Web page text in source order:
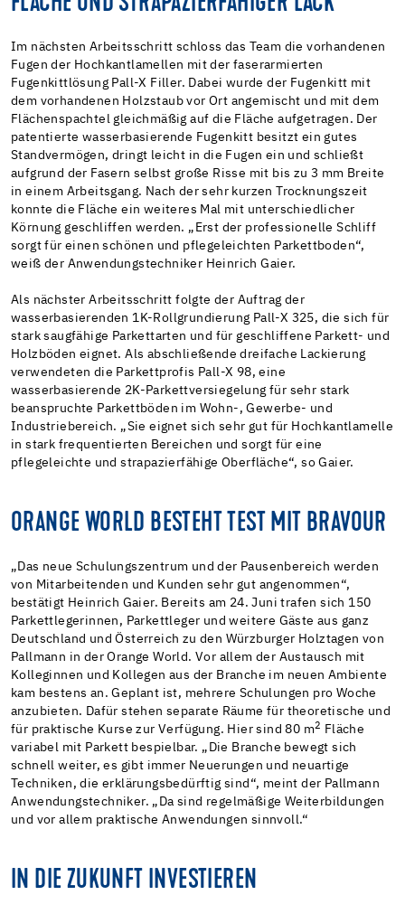
Im nächsten Arbeitsschritt schloss das Team die vorhandenen
Fugen der Hochkantlamellen mit der faserarmierten
Fugenkittlösung Pall-X Filler. Dabei wurde der Fugenkitt mit
dem vorhandenen Holzstaub vor Ort angemischt und mit dem
Flächenspachtel gleichmäßig auf die Fläche aufgetragen. Der
patentierte wasserbasierende Fugenkitt besitzt ein gutes
Standvermögen, dringt leicht in die Fugen ein und schließt
aufgrund der Fasern selbst große Risse mit bis zu 3 mm Breite
in einem Arbeitsgang. Nach der sehr kurzen Trocknungszeit
konnte die Fläche ein weiteres Mal mit unterschiedlicher
Körnung geschliffen werden. „Erst der professionelle Schliff
sorgt für einen schönen und pflegeleichten Parkettboden“,
weiß der Anwendungstechniker Heinrich Gaier.
Als nächster Arbeitsschritt folgte der Auftrag der
wasserbasierenden 1K-Rollgrundierung Pall-X 325, die sich für
stark saugfähige Parkettarten und für geschliffene Parkett- und
Holzböden eignet. Als abschließende dreifache Lackierung
verwendeten die Parkettprofis Pall-X 98, eine
wasserbasierende 2K-Parkettversiegelung für sehr stark
beanspruchte Parkettböden im Wohn-, Gewerbe- und
Industriebereich. „Sie eignet sich sehr gut für Hochkantlamelle
in stark frequentierten Bereichen und sorgt für eine
pflegeleichte und strapazierfähige Oberfläche“, so Gaier.
ORANGE WORLD BESTEHT TEST MIT BRAVOUR
„Das neue Schulungszentrum und der Pausenbereich werden
von Mitarbeitenden und Kunden sehr gut angenommen“,
bestätigt Heinrich Gaier. Bereits am 24. Juni trafen sich 150
Parkettlegerinnen, Parkettleger und weitere Gäste aus ganz
Deutschland und Österreich zu den Würzburger Holztagen von
Pallmann in der Orange World. Vor allem der Austausch mit
Kolleginnen und Kollegen aus der Branche im neuen Ambiente
kam bestens an. Geplant ist, mehrere Schulungen pro Woche
anzubieten. Dafür stehen separate Räume für theoretische und
für praktische Kurse zur Verfügung. Hier sind 80 m2
Fläche
variabel mit Parkett bespielbar. „Die Branche bewegt sich
schnell weiter, es gibt immer Neuerungen und neuartige
Techniken, die erklärungsbedürftig sind“, meint der Pallmann
Anwendungstechniker. „Da sind regelmäßige Weiterbildungen
und vor allem praktische Anwendungen sinnvoll.“
IN DIE ZUKUNFT INVESTIEREN